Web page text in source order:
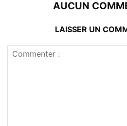
AUCUN
LAISSER UN